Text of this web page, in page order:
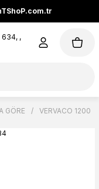
GÖRE VERVACO 1200